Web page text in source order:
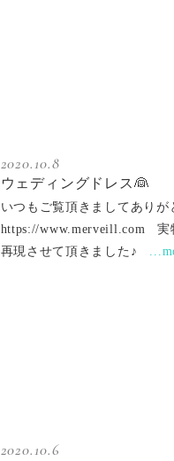
2020.10.8
ウェディングドレス👰
いつもご覧頂きましてあり
https://www.merveill.com 実
再現させて頂きました♪
2020.10.6